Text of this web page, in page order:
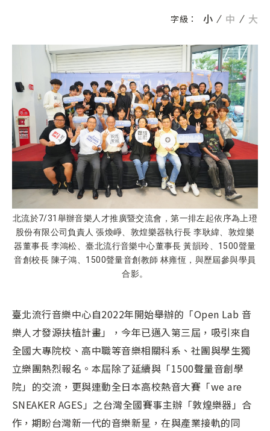
字級： 小 中 大
北流於7/31舉辦音樂人才推廣暨交流會，第一排左起依序為上璒
股份有限公司負責人 張煥崢、敦煌樂器執行長 李耿緯、敦煌樂
器董事長 李鴻松、臺北流行音樂中心董事長 黃韻玲、1500聲量
音創校長 陳子鴻、1500聲量音創教師 林雍恆，與歷屆參與學員
合影。
臺北流行音樂中心自2022年開始舉辦的「Open Lab 音
樂人才發源扶植計畫」，今年已邁入第三屆，吸引來自
全國大專院校、高中職等音樂相關科系、社團與學生獨
立樂團熱烈報名。本屆除了延續與「1500聲量音創學
院」的交流，更與連動全日本高校熱音大賽「we are
SNEAKER AGES」之台灣全國賽事主辦「敦煌樂器」合
作，期盼台灣新一代的音樂新星，在與產業接軌的同